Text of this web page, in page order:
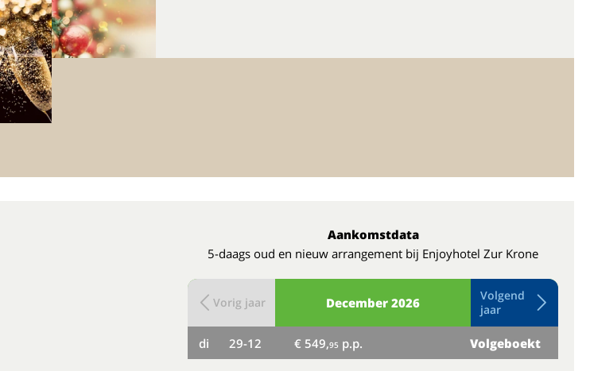
Aankomstdata
5-daags oud en nieuw arrangement bij Enjoyhotel Zur Krone
December 2026
Vorig jaar
Volgend
jaar
di 29-12 € 549,95 p.p. Volgeboekt